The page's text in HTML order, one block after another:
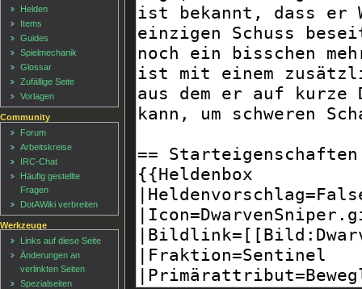
Helden
Items
Guides
Spielmechanik
Glossar
Zufällige Seite
Vorlagen
Community
Forum
Arbeitskreise
IRC-Chat
Häufig gestellte
Fragen
DotAWiki verbreiten
Werkzeuge
Links auf diese Seite
Änderungen an
verlinkten Seiten
Spezialseiten